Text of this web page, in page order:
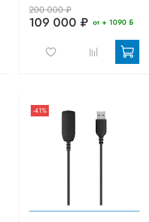
200 000 ₽
109 000 ₽ от + 1090 Б
-41%